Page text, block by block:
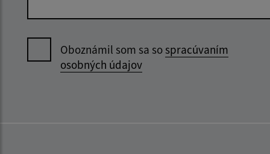
Oboznámil som sa sospracúvaním
osobných údajov